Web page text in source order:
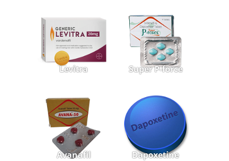
Levitra Super P-force
Avanafil Dapoxetine